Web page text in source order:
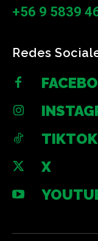
+56 9 5839
Redes
TIKTOK
X